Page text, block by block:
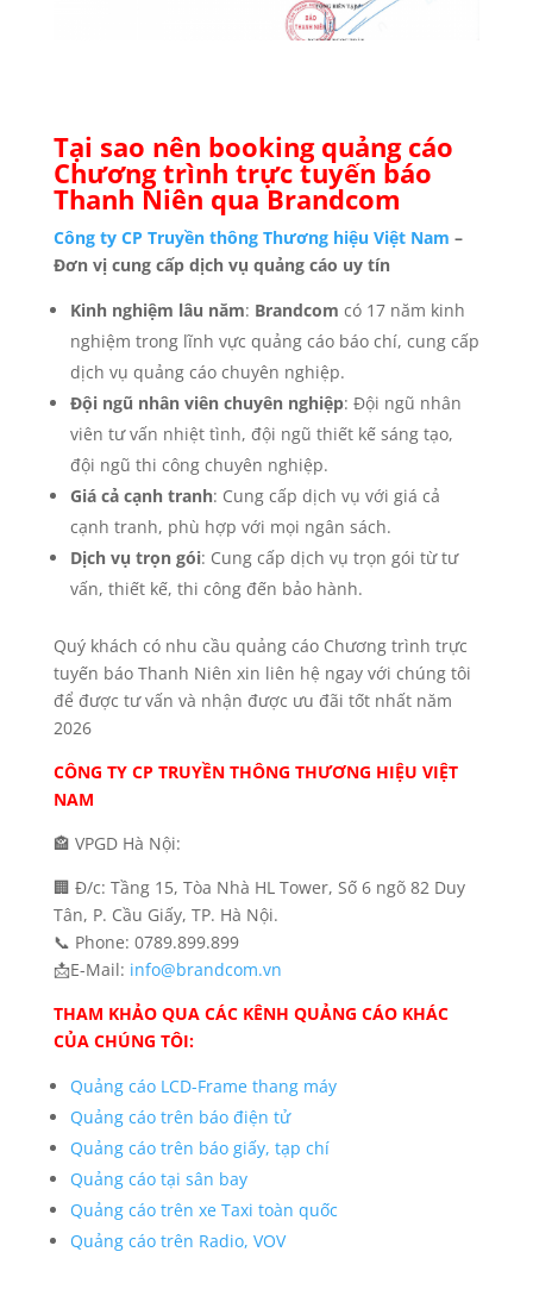
Tại sao nên booking quảng cáo
Chương trình trực tuyến báo
Thanh Niên qua Brandcom
Công ty CP Truyền thông Thương hiệu Việt Nam –
Đơn vị cung cấp dịch vụ quảng cáo uy tín
Kinh nghiệm lâu năm: Brandcom có 17 năm kinh
nghiệm trong lĩnh vực quảng cáo báo chí, cung cấp
dịch vụ quảng cáo chuyên nghiệp.
Đội ngũ nhân viên chuyên nghiệp: Đội ngũ nhân
viên tư vấn nhiệt tình, đội ngũ thiết kế sáng tạo,
đội ngũ thi công chuyên nghiệp.
Giá cả cạnh tranh: Cung cấp dịch vụ với giá cả
cạnh tranh, phù hợp với mọi ngân sách.
Dịch vụ trọn gói: Cung cấp dịch vụ trọn gói từ tư
vấn, thiết kế, thi công đến bảo hành.
Quý khách có nhu cầu quảng cáo Chương trình trực
tuyến báo Thanh Niên xin liên hệ ngay với chúng tôi
để được tư vấn và nhận được ưu đãi tốt nhất năm
2026
CÔNG TY CP TRUYỀN THÔNG THƯƠNG HIỆU VIỆT
NAM
🏤 VPGD Hà Nội:
🏢 Đ/c: Tầng 15, Tòa Nhà HL Tower, Số 6 ngõ 82 Duy
Tân, P. Cầu Giấy, TP. Hà Nội.
📞 Phone: 0789.899.899
📩E-Mail: info@brandcom.vn
THAM KHẢO QUA CÁC KÊNH QUẢNG CÁO KHÁC
CỦA CHÚNG TÔI:
Quảng cáo LCD-Frame thang máy
Quảng cáo trên báo điện tử
Quảng cáo trên báo giấy, tạp chí
Quảng cáo tại sân bay
Quảng cáo trên xe Taxi toàn quốc
Quảng cáo trên Radio, VOV